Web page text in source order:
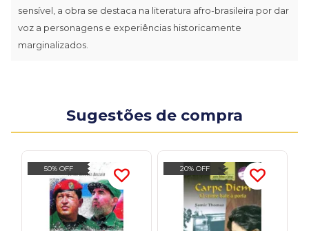
sensível, a obra se destaca na literatura afro-brasileira por dar
voz a personagens e experiências historicamente
marginalizados.
Sugestões de compra
50% OFF 20% OFF